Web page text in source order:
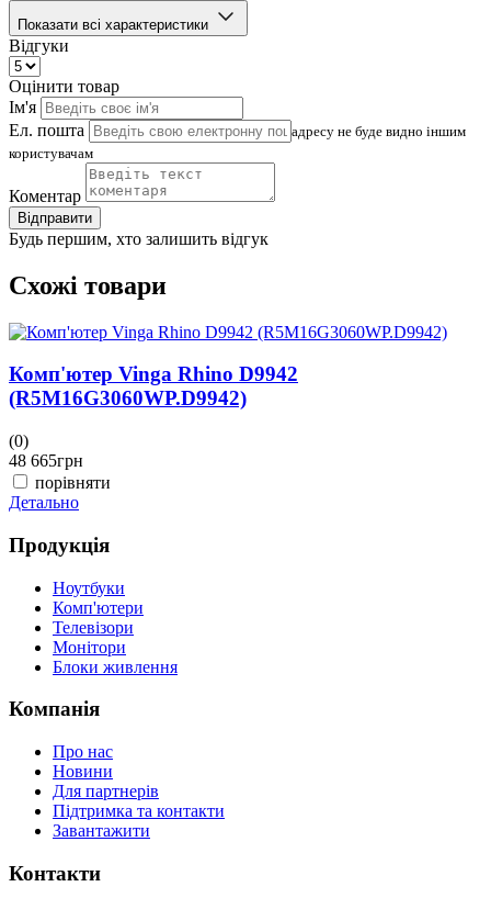
Показати всі характеристики
Відгуки
Оцінити товар
Ім'я
Ел. пошта
адресу не буде видно іншим
користувачам
Коментар
Відправити
Будь першим, хто залишить відгук
Схожі товари
Комп'ютер Vinga Rhino D9942
(R5M16G3060WP.D9942)
(0)
48 665грн
порівняти
Детально
Продукція
Ноутбуки
Комп'ютери
Телевізори
Монітори
Блоки живлення
Компанія
Про нас
Новини
Для партнерів
Підтримка та контакти
Завантажити
Контакти